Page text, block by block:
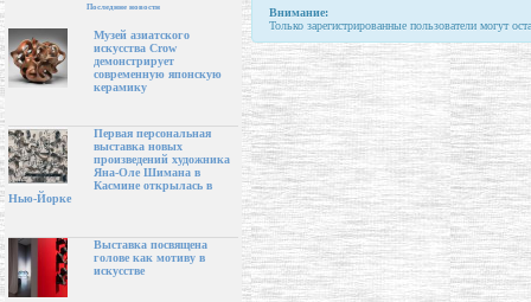
Последние новости
Музей азиатского
искусства Crow
демонстрирует
современную японскую
керамику
Первая персональная
выставка новых
произведений художника
Яна-Оле Шимана в
Касмине открылась в
Нью-Йорке
Выставка посвящена
голове как мотиву в
искусстве
Внимание:
Только зарегистрированные пользователи могут